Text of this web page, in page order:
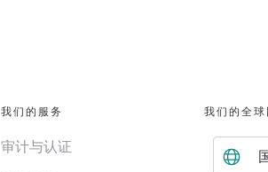
我们的服务
审计与认证
我们的全球